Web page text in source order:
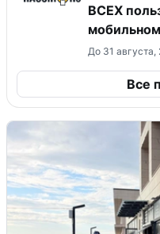
ВСЕХ
До 31 августа,
Все